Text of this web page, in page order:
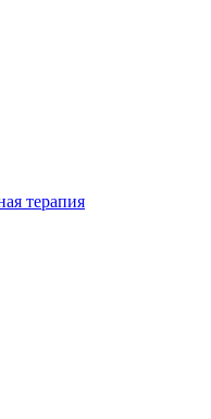
терапия